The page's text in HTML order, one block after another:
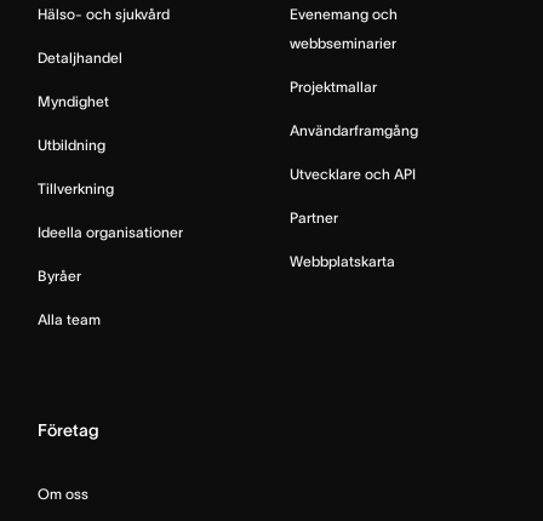
Hälso- och sjukvård
Detaljhandel
Myndighet
Utbildning
Tillverkning
Ideella organisationer
Byråer
Alla team
Evenemang och
webbseminarier
Projektmallar
Användarframgång
Utvecklare och API
Partner
Webbplatskarta
Företag
Om oss